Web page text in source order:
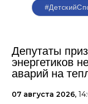
Депутаты
энергетиков
аварий на
07 августа 2026,